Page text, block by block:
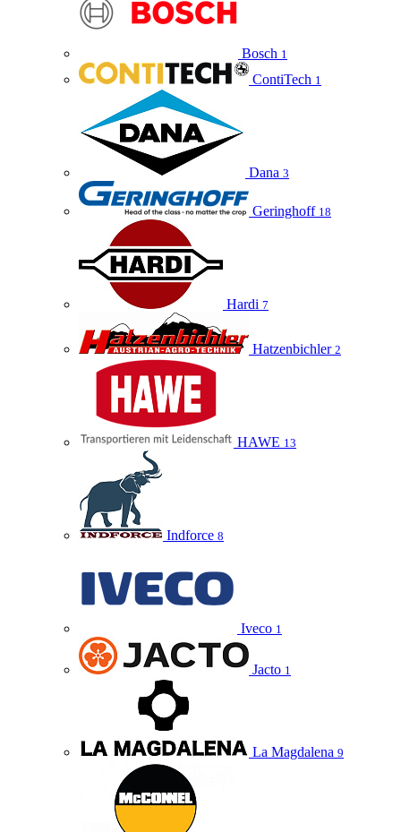
Bosch 1
ContiTech 1
Dana 3
Geringhoff 18
Hardi 7
Hatzenbichler 2
HAWE 13
Indforce 8
Iveco 1
Jacto 1
La Magdalena 9